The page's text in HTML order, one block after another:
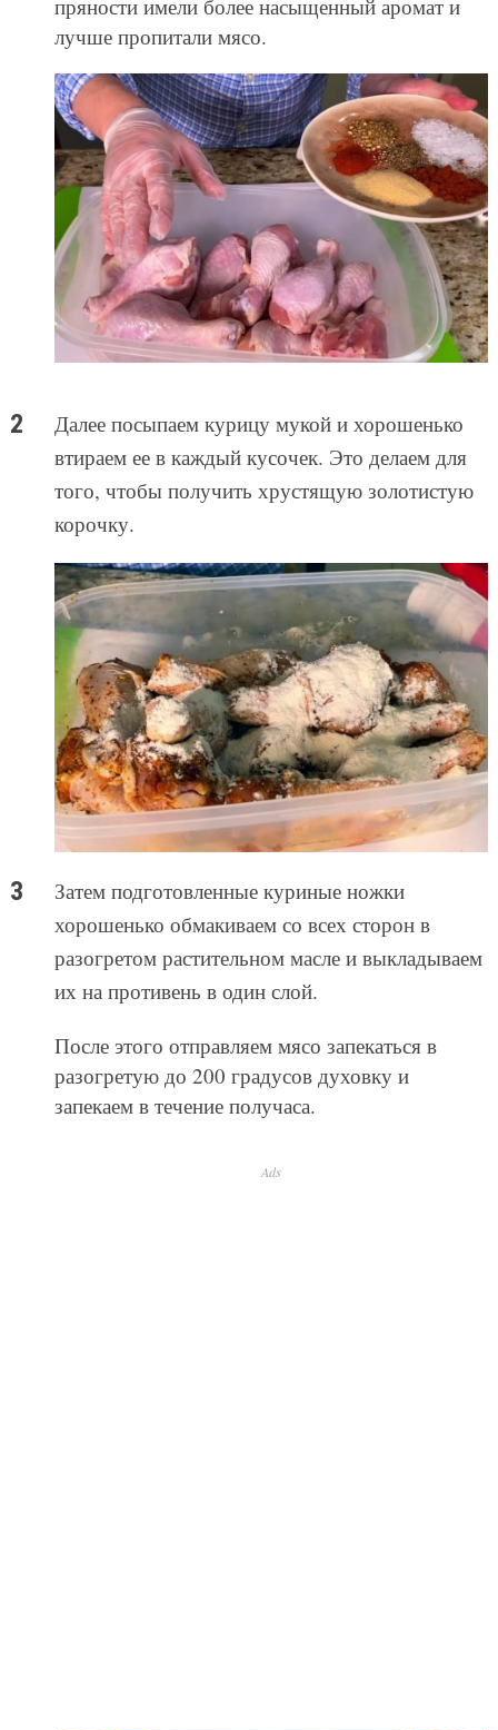
пряности имели более насыщенный аромат и
лучше пропитали мясо.
Далее посыпаем курицу мукой и хорошенько
втираем ее в каждый кусочек. Это делаем для
того, чтобы получить хрустящую золотистую
корочку.
Затем подготовленные куриные ножки
хорошенько обмакиваем со всех сторон в
разогретом растительном масле и выкладываем
их на противень в один слой.
После этого отправляем мясо запекаться в
разогретую до 200 градусов духовку и
запекаем в течение получаса.
Ads